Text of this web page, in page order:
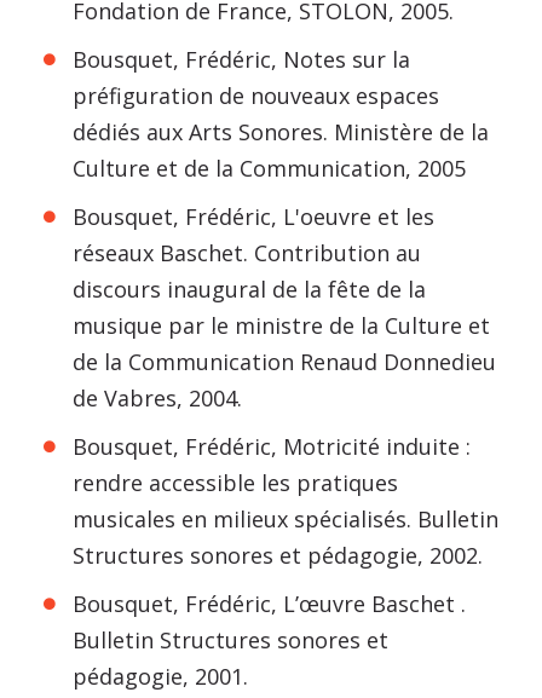
Fondation de France, STOLON, 2005.
Bousquet, Frédéric, Notes sur la
préfiguration de nouveaux espaces
dédiés aux Arts Sonores. Ministère de la
Culture et de la Communication, 2005
Bousquet, Frédéric, L'oeuvre et les
réseaux Baschet. Contribution au
discours inaugural de la fête de la
musique par le ministre de la Culture et
de la Communication Renaud Donnedieu
de Vabres, 2004.
Bousquet, Frédéric, Motricité induite :
rendre accessible les pratiques
musicales en milieux spécialisés. Bulletin
Structures sonores et pédagogie, 2002.
Bousquet, Frédéric, L’œuvre Baschet .
Bulletin Structures sonores et
pédagogie, 2001.